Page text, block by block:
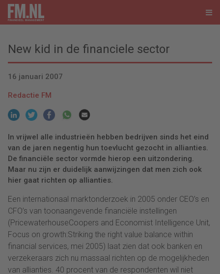
New kid in de financiele sector
16 januari 2007
Redactie FM
In vrijwel alle industrieën hebben bedrijven sinds het eind
van de jaren negentig hun toevlucht gezocht in allianties.
De financiële sector vormde hierop een uitzondering.
Maar nu zijn er duidelijk aanwijzingen dat men zich ook
hier gaat richten op allianties.
Een internationaal marktonderzoek in 2005 onder CEO’s en
CFO’s van toonaangevende financiële instellingen
(PricewaterhouseCoopers and Economist Intelligence Unit,
Focus on growth:Striking the right value balance within
financial services, mei 2005) laat zien dat ook banken en
verzekeraars zich nu massaal richten op de mogelijkheden
van allianties. 40 procent van de respondenten wil niet